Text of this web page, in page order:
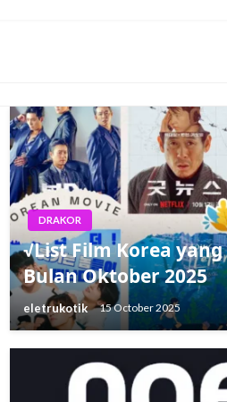
DRAKOR
√List Film Korea yang
Bulan Oktober 2025
eletrukotik 15 October 2025